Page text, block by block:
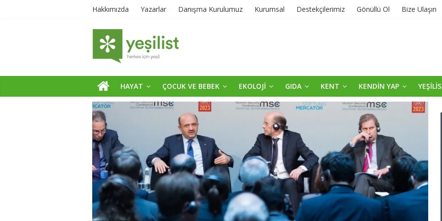
Hakkımızda Yazarlar Danışma Kurulumuz Kurumsal Destekçilerimiz Gönüllü Ol Bize Ulaşın
HAYAT ÇOCUK VE BEBEK EKOLOJİ GIDA KENT KENDİN YAP